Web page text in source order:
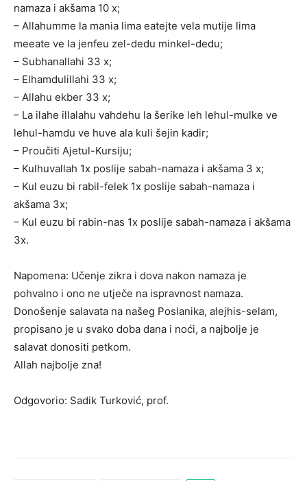
namaza i akšama 10 x;
– Allahumme la mania lima eatejte vela mutije lima
meeate ve la jenfeu zel-dedu minkel-dedu;
– Subhanallahi 33 x;
– Elhamdulillahi 33 x;
– Allahu ekber 33 x;
– La ilahe illalahu vahdehu la šerike leh lehul-mulke ve
lehul-hamdu ve huve ala kuli šejin kadir;
– Proučiti Ajetul-Kursiju;
– Kulhuvallah 1x poslije sabah-namaza i akšama 3 x;
– Kul euzu bi rabil-felek 1x poslije sabah-namaza i
akšama 3x;
– Kul euzu bi rabin-nas 1x poslije sabah-namaza i akšama
3x.
Napomena: Učenje zikra i dova nakon namaza je
pohvalno i ono ne utječe na ispravnost namaza.
Donošenje salavata na našeg Poslanika, alejhis-selam,
propisano je u svako doba dana i noći, a najbolje je
salavat donositi petkom.
Allah najbolje zna!
Odgovorio: Sadik Turković, prof.